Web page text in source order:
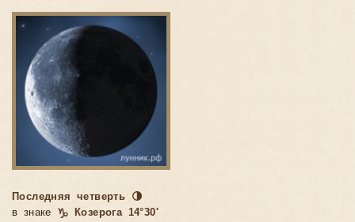
Последняя четверть 🌗
в знаке ♑ Козерога 14°30'